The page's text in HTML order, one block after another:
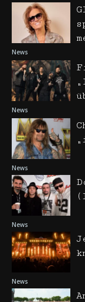
News
News
News
News
News